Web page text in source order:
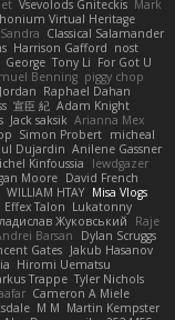
Vsevolods Gniteckis Mark
Virtual Heritage
Sandra Classical Salamander
Harrison Gafford nost
George Tony Li For Got U
Benning piggy chop
Jordan Raphael Dahan
宣臣 紀 Adam Knight
Jack saksik Arianna Mex
Simon Probert micheal
Dujardin Anilene Gassner
Kinfoussia
lewdgazer
Moore David French
WILLIAM HTAY Misa Vlogs
Effex Talon Lukatonny
Жуковський
Raje
Barsan
Dylan Scruggs
Gates Jakub Hasanov
Hiromi Uematsu
Trappe Tyler Nichols
Cameron A Miele
M M Martin Kempster